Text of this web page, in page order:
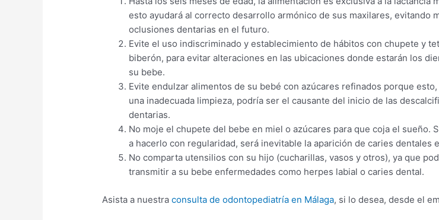
esto ayudará al correcto desarrollo armónico de sus maxilares, evitando
oclusiones dentarias en el futuro.
Evite el uso indiscriminado y establecimiento de hábitos con chupete y
biberón, para evitar alteraciones en las ubicaciones donde estarán los
su bebe.
Evite endulzar alimentos de su bebé con azúcares refinados porque
una inadecuada limpieza, podría ser el causante del inicio de las
dentarias.
No moje el chupete del bebe en miel o azúcares para que coja el sueño.
a hacerlo con regularidad, será inevitable la aparición de caries dentales
No comparta utensilios con su hijo (cucharillas, vasos y otros), ya que
transmitir a su bebe enfermedades como herpes labial o caries dental.
Asista a nuestraconsulta de odontopediatría en Málaga, si lo desea, desde el